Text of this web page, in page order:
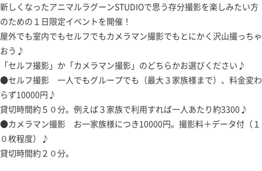
新しくなったアニマルラグーンSTUDIOで思う存分撮影を楽しみたい方
のための１日限定イベントを開催！
屋外でも室内でもセルフでもカメラマン撮影でもとにかく沢山撮っちゃ
おう♪
「セルフ撮影」か「カメラマン撮影」のどちらかお選びください♪
●セルフ撮影 一人でもグループでも（最大３家族様まで）、料金変わ
らず10000円♪
貸切時間約５０分。例えば３家族で利用すれば一人あたり約3300♪
●カメラマン撮影 お一家族様につき10000円。撮影料＋データ付（１
０枚程度）♪
貸切時間約２０分。